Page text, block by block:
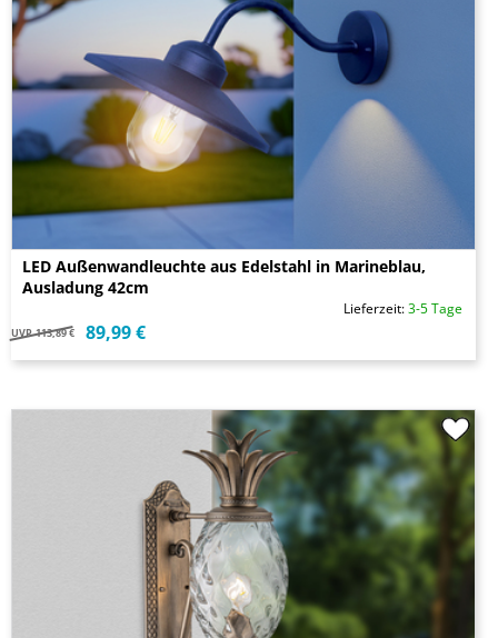
LED Außenwandleuchte aus Edelstahl in Marineblau,
Ausladung 42cm
Lieferzeit:3-5 Tage
UVP 113,89 € 89,99 €